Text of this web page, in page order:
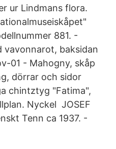
ur Lindmans flora.
881. -
vavonnarot, baksidan
01 - Mahogny, skåp
dörrar och sidor
chintztyg "Fatima",
Nyckel JOSEF
Tenn ca 1937. -